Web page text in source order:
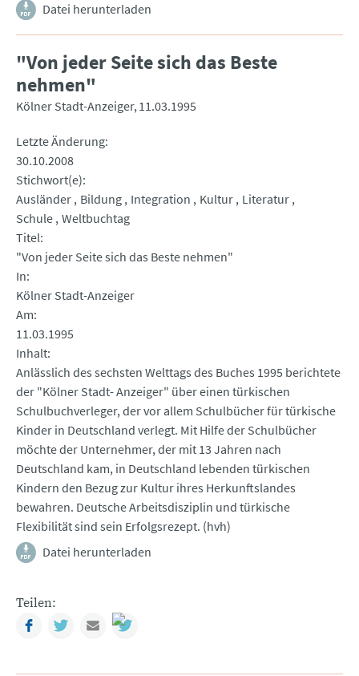
Datei herunterladen
"Von jeder Seite sich das Beste
nehmen"
Kölner Stadt-Anzeiger 11.03.1995
Letzte Änderung
30.10.2008
Stichwort(e)
Ausländer Bildung Integration Kultur Literatur
Schule Weltbuchtag
Titel
"Von jeder Seite sich das Beste nehmen"
In
Kölner Stadt-Anzeiger
Am
11.03.1995
Inhalt
Anlässlich des sechsten Welttags des Buches 1995 berichtete
der "Kölner Stadt- Anzeiger" über einen türkischen
Schulbuchverleger, der vor allem Schulbücher für türkische
Kinder in Deutschland verlegt. Mit Hilfe der Schulbücher
möchte der Unternehmer, der mit 13 Jahren nach
Deutschland kam, in Deutschland lebenden türkischen
Kindern den Bezug zur Kultur ihres Herkunftslandes
bewahren. Deutsche Arbeitsdisziplin und türkische
Flexibilität sind sein Erfolgsrezept. (hvh)
Datei herunterladen
Teilen:
FacebookTwitterMail